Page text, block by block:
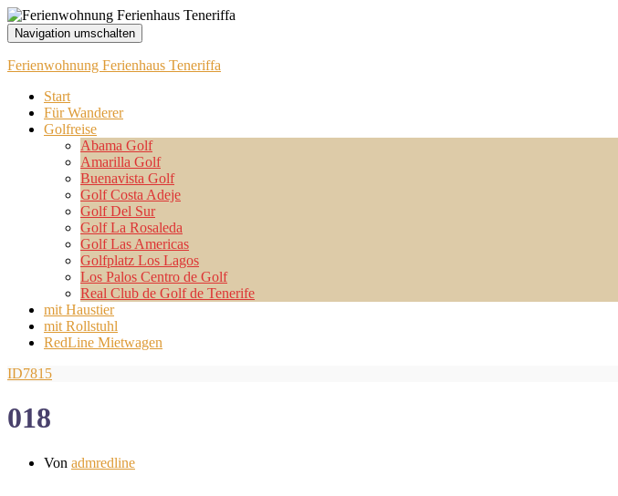
Navigation umschalten
Ferienwohnung Ferienhaus Teneriffa
Start
Für Wanderer
Golfreise
Abama Golf
Amarilla Golf
Buenavista Golf
Golf Costa Adeje
Golf Del Sur
Golf La Rosaleda
Golf Las Americas
Golfplatz Los Lagos
Los Palos Centro de Golf
Real Club de Golf de Tenerife
mit Haustier
mit Rollstuhl
RedLine Mietwagen
ID7815
018
Von admredline